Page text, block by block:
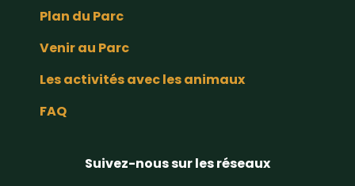
Plan du Parc
Venir au Parc
Les activités avec les animaux
FAQ
Suivez-nous sur les réseaux